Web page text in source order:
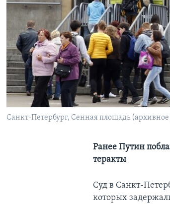
Санкт-Петербург, Сенная площадь (архивное
Ранее Путин
теракты
Суд в Санкт-
которых